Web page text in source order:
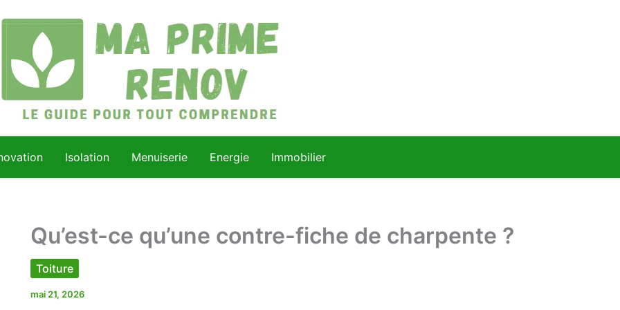
Isolation Menuiserie Energie Immobilier
Qu’est-ce qu’une contre-fiche de charpente ?
Toiture
mai 21, 2026